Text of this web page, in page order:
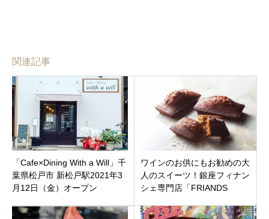
関連記事
「Cafe×Dining With a Will」千
葉県松戸市 新松戸駅2021年3
月12日（金）オープン
ワインのお供にもお勧めの大
人のスイーツ！銀座フィナン
シェ専門店「FRIANDS